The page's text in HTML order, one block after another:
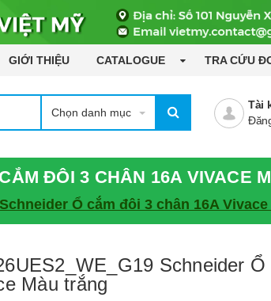
GIỚI THIỆU CATALOGUE TRA CỨU
Chọn danh mục
Tài
ĐÔI 3 CHÂN 16A VIVACE
Ổ cắm đôi 3 chân 16A
Schneider
Màu trắng